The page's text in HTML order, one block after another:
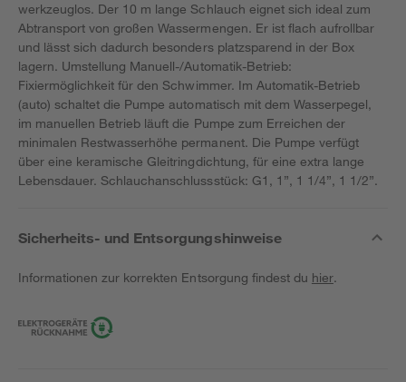
werkzeuglos. Der 10 m lange Schlauch eignet sich ideal zum
Abtransport von großen Wassermengen. Er ist flach aufrollbar
und lässt sich dadurch besonders platzsparend in der Box
lagern. Umstellung Manuell-/Automatik-Betrieb:
Fixiermöglichkeit für den Schwimmer. Im Automatik-Betrieb
(auto) schaltet die Pumpe automatisch mit dem Wasserpegel,
im manuellen Betrieb läuft die Pumpe zum Erreichen der
minimalen Restwasserhöhe permanent. Die Pumpe verfügt
über eine keramische Gleitringdichtung, für eine extra lange
Lebensdauer. Schlauchanschlussstück: G1, 1”, 1 1/4”, 1 1/2”.
Sicherheits- und Entsorgungshinweise
Informationen zur korrekten Entsorgung findest du hier.